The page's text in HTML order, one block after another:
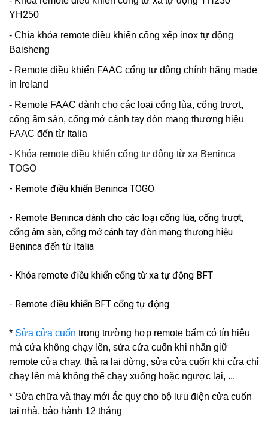
YH250
- Chìa khóa remote điều khiển cổng xếp inox tự động
Baisheng
- Remote điều khiển FAAC cổng tự động chính hãng made
in Ireland
- Remote FAAC dành cho các loại cổng lùa, cổng trượt,
cổng âm sàn, cổng mở cánh tay đòn mang thương hiệu
FAAC đến từ Italia
- Khóa remote điều khiển cổng tự động từ xa Beninca
TOGO
- Remote điều khiển Beninca TOGO
- Remote Beninca dành cho các loại cổng lùa, cổng trượt,
cổng âm sàn, cổng mở cánh tay đòn mang thương hiệu
Beninca đến từ Italia
- Khóa remote điều khiển cổng từ xa tự động BFT
- Remote điều khiển BFT cổng tự động
* Sửa cửa cuốn trong trường hợp remote bấm có tín hiệu
mà cửa không chạy lên, sửa cửa cuốn khi nhấn giữ
remote cửa chạy, thả ra lại dừng, sửa cửa cuốn khi cửa chỉ
chạy lên mà không thể chạy xuống hoặc ngược lại, ...
* Sửa chữa và thay mới ắc quy cho bộ lưu điện cửa cuốn
tại nhà, bảo hành 12 tháng